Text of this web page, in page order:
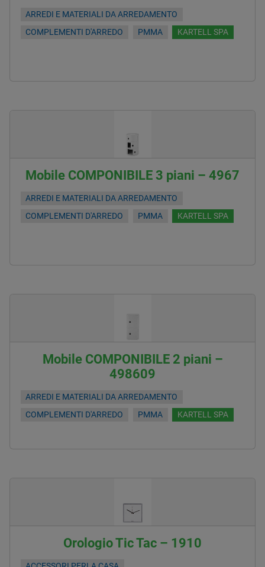
ARREDI E MATERIALI DA ARREDAMENTO
COMPLEMENTI D'ARREDO
PMMA KARTELL SPA
Mobile COMPONIBILE 3 piani – 4967
ARREDI E MATERIALI DA ARREDAMENTO
COMPLEMENTI D'ARREDO
PMMA KARTELL SPA
Mobile COMPONIBILE 2 piani –
498609
ARREDI E MATERIALI DA ARREDAMENTO
COMPLEMENTI D'ARREDO
PMMA KARTELL SPA
Orologio Tic Tac – 1910